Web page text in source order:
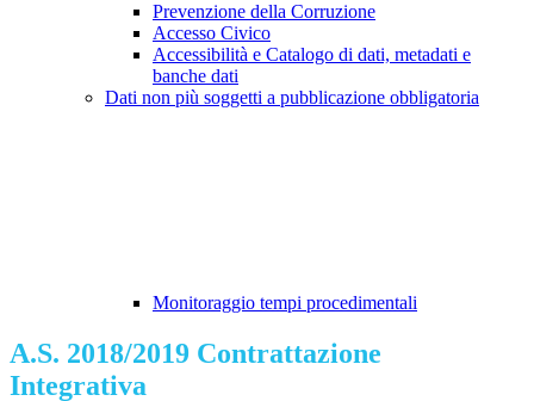
Prevenzione della Corruzione
Accesso Civico
Accessibilità e Catalogo di dati, metadati e
banche dati
Dati non più soggetti a pubblicazione obbligatoria
Monitoraggio tempi procedimentali
A.S. 2018/2019 Contrattazione
Integrativa